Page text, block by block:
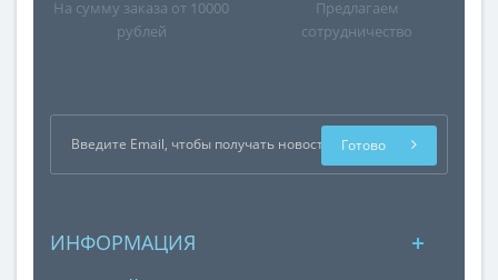
На сумму заказа от 10000
рублей
Предлагаем
сотрудничество
Готово
ИНФОРМАЦИЯ